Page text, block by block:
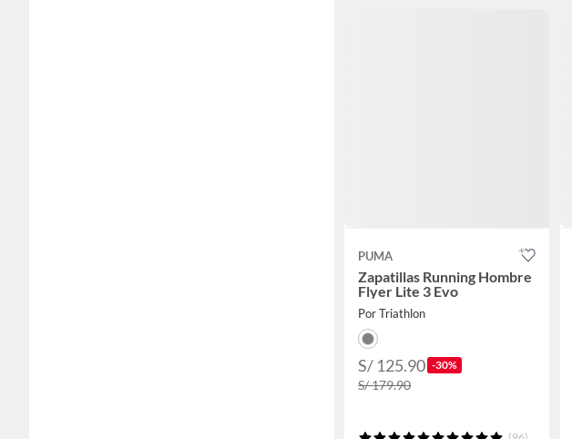
PUMA
Zapatillas Running Hombre
Flyer Lite 3 Evo
Por Triathlon
S/ 125.90 -30%
S/ 179.90